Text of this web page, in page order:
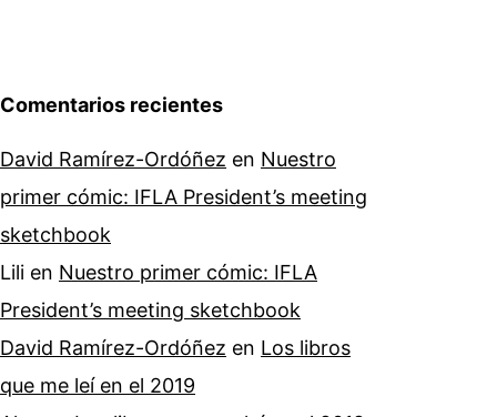
Comentarios recientes
David Ramírez-Ordóñez en Nuestro
primer cómic: IFLA President’s meeting
sketchbook
Lili en Nuestro primer cómic: IFLA
President’s meeting sketchbook
David Ramírez-Ordóñez en Los libros
que me leí en el 2019